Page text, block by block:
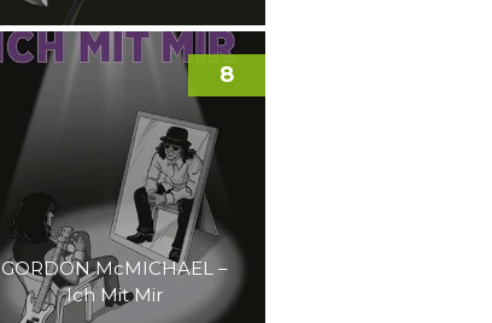
GORDON McMICHAEL –
Ich Mit Mir
8